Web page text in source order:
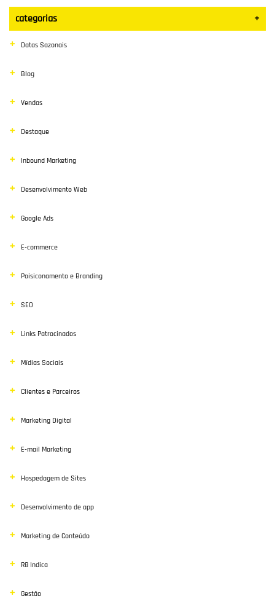
categorias +
Datas Sazonais
Blog
Vendas
Destaque
Inbound Marketing
Desenvolvimento Web
Google Ads
E-commerce
Poisiconamento e Branding
SEO
Links Patrocinados
Mídias Sociais
Clientes e Parceiros
Marketing Digital
E-mail Marketing
Hospedagem de Sites
Desenvolvimento de app
Marketing de Conteúdo
R8 Indica
Gestão